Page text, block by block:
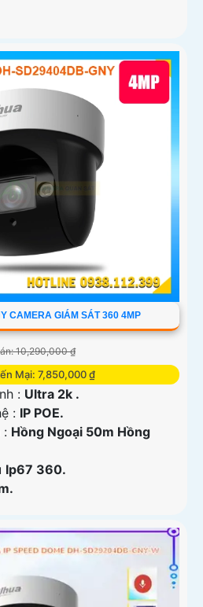
CAMERA GIÁM SÁT 360 4MP
10,290,000 ₫
Mại: 7,850,000 ₫
: Ultra 2k .
: IP POE.
: Hồng Ngoại 50m Hồng
Ip67 360.